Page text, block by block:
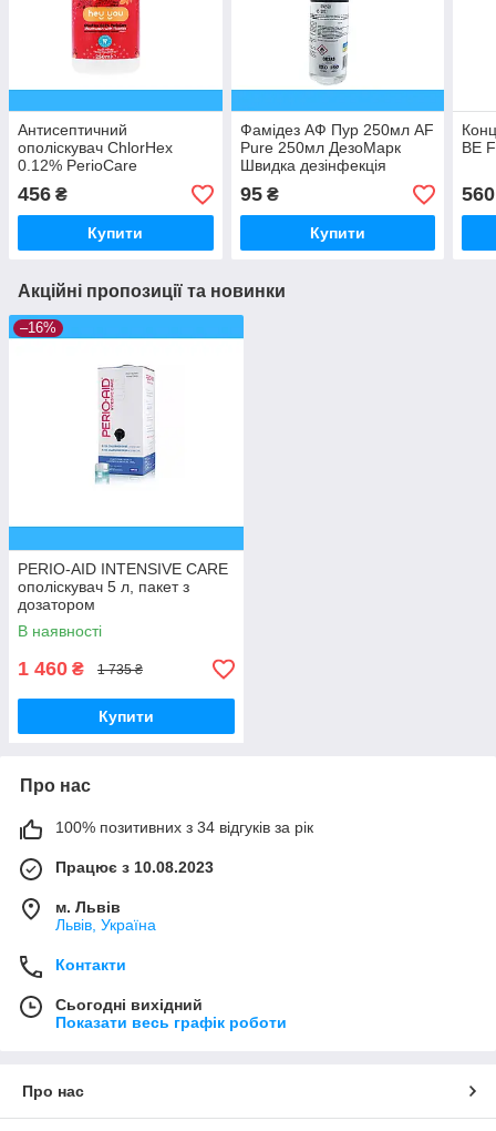
Антисептичний
ополіскувач ChlorHex
0.12% PerioCare
Mouthwash. Hey You
250мл
456 ₴
Купити
Фамідез АФ Пур 250мл AF
Pure 250мл ДезоМарк
Швидка дезінфекція
поверхонь
95₴
Купити
BE
560
Акційні пропозиції та новинки
–16%
PERIO-AID INTENSIVE CARE
ополіскувач 5 л, пакет з
дозатором
В наявності
1 460 ₴ 1 735 ₴
Купити
Про нас
100% позитивних з 34 відгуків за рік
Працює з 10.08.2023
м. Львів
Львів, Україна
Контакти
Сьогодні вихідний
Показати весь графік роботи
Про нас